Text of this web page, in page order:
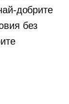
добрите
без